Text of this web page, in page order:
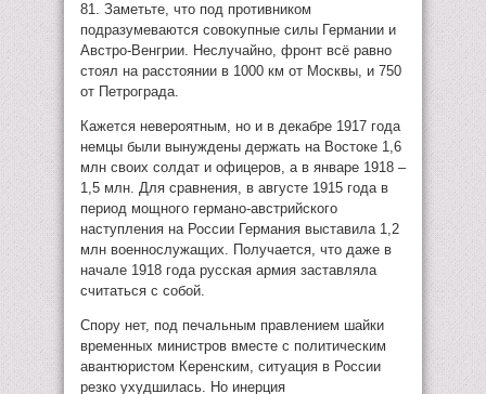
81. Заметьте, что под противником
подразумеваются совокупные силы Германии и
Австро-Венгрии. Неслучайно, фронт всё равно
стоял на расстоянии в 1000 км от Москвы, и 750
от Петрограда.
Кажется невероятным, но и в декабре 1917 года
немцы были вынуждены держать на Востоке 1,6
млн своих солдат и офицеров, а в январе 1918 –
1,5 млн. Для сравнения, в августе 1915 года в
период мощного германо-австрийского
наступления на России Германия выставила 1,2
млн военнослужащих. Получается, что даже в
начале 1918 года русская армия заставляла
считаться с собой.
Спору нет, под печальным правлением шайки
временных министров вместе с политическим
авантюристом Керенским, ситуация в России
резко ухудшилась. Но инерция